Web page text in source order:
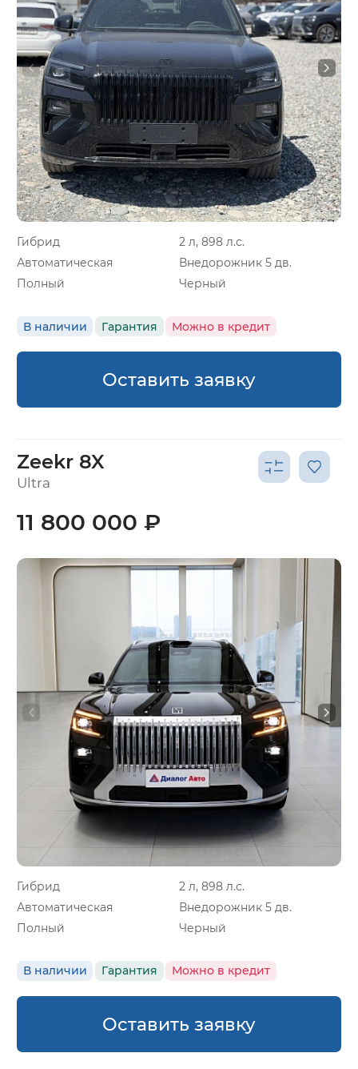
Гибрид
2 л, 898 л.с.
Автоматическая
Внедорожник 5 дв.
Полный
Черный
В наличии Гарантия Можно в кредит
Оставить заявку
Zeekr 8X
Ultra
Гибрид
2 л, 898 л.с.
Автоматическая
Внедорожник 5 дв.
Полный
Черный
В наличии Гарантия Можно в кредит
11 800 000 ₽
Оставить заявку